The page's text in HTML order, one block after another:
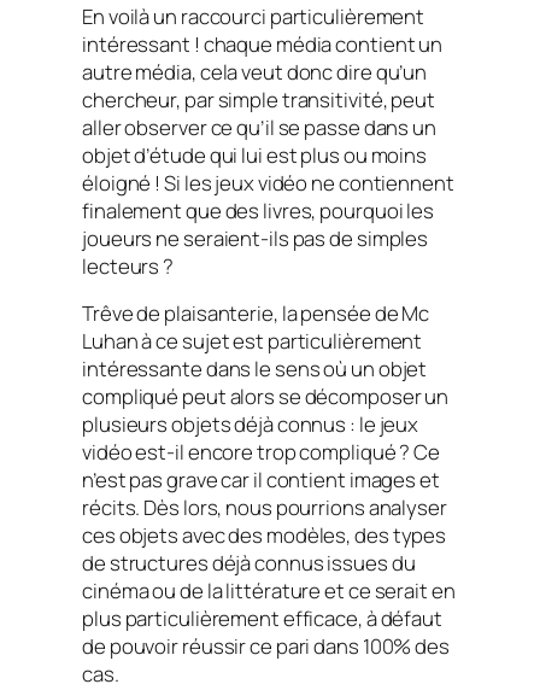
En voilà un raccourci particulièrement
intéressant ! chaque média contient un
autre média, cela veut donc dire qu’un
chercheur, par simple transitivité, peut
aller observer ce qu’il se passe dans un
objet d’étude qui lui est plus ou moins
éloigné ! Si les jeux vidéo ne contiennent
finalement que des livres, pourquoi les
joueurs ne seraient-ils pas de simples
lecteurs ?
Trêve de plaisanterie, la pensée de Mc
Luhan à ce sujet est particulièrement
intéressante dans le sens où un objet
compliqué peut alors se décomposer un
plusieurs objets déjà connus : le jeux
vidéo est-il encore trop compliqué ? Ce
n’est pas grave car il contient images et
récits. Dès lors, nous pourrions analyser
ces objets avec des modèles, des types
de structures déjà connus issues du
cinéma ou de la littérature et ce serait en
plus particulièrement efficace, à défaut
de pouvoir réussir ce pari dans 100% des
cas.